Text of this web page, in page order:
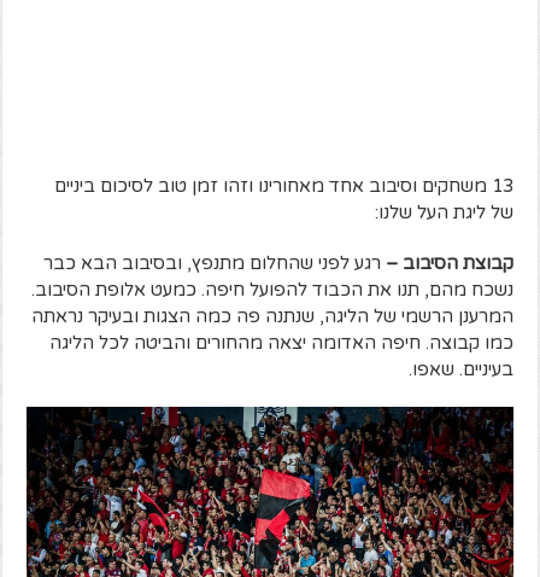
13 משחקים וסיבוב אחד מאחורינו וזהו זמן טוב לסיכום ביניים
של ליגת העל שלנו:
קבוצת הסיבוב – רגע לפני שהחלום מתנפץ, ובסיבוב הבא כבר
נשכח מהם, תנו את הכבוד להפועל חיפה. כמעט אלופת הסיבוב.
המרענן הרשמי של הליגה, שנתנה פה כמה הצגות ובעיקר נראתה
כמו קבוצה. חיפה האדומה יצאה מהחורים והביטה לכל הליגה
בעיניים. שאפו.